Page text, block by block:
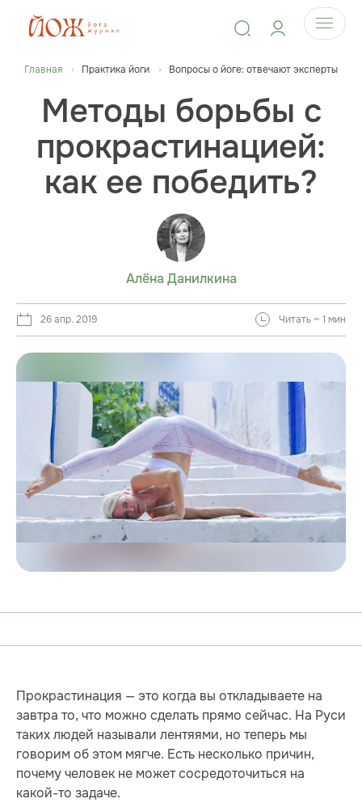
Главная Практика йоги Вопросы о йоге: отвечают эксперты
Методы борьбы с
прокрастинацией:
как ее победить?
Алёна Данилкина
26 апр. 2019 Читать ~ 1 мин
Прокрастинация — это когда вы откладываете на
завтра то, что можно сделать прямо сейчас. На Руси
таких людей называли лентяями, но теперь мы
говорим об этом мягче. Есть несколько причин,
почему человек не может сосредоточиться на
какой-то задаче.